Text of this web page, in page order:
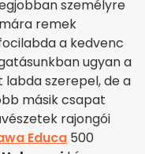
személyre
remek
a kedvenc
ugyan a
szerepel, de a
másik csapat
rajongói
Educa 500